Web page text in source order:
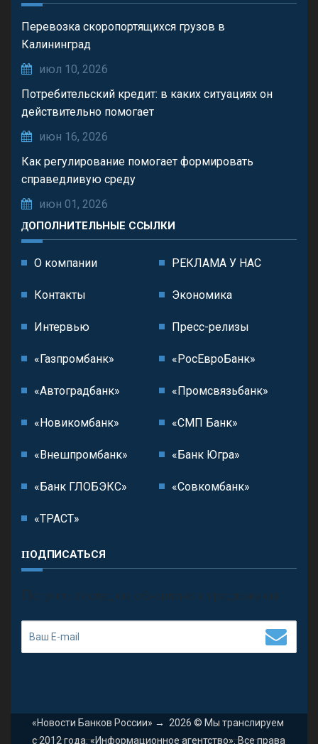
Перевозка скоропортящихся грузов в
Калининград
июл 10, 2026
Потребительский кредит: в каких ситуациях он
действительно помогает
июн 16, 2026
Как регулирование помогает формировать
справедливую среду
июн 01, 2026
ДОПОЛНИТЕЛЬНЫЕ ССЫЛКИ
О компании РЕКЛАМА У НАС
Контакты Экономика
Интервью Пресс-релизы
«Газпромбанк» «РосЕвроБанк»
«Автоградбанк» «Промсвязьбанк»
«Новикомбанк» «СМП Банк»
«Внешпромбанк» «Банк Югра»
«Банк ГЛОБЭКС» «Совкомбанк»
«ТРАСТ»
ПОДПИСАТЬСЯ
П олучить последние обновления и предложения.
«Новости Банков России» → 2026 © Мы транслируем
с 2012 года. «Информационное агентство». Все права